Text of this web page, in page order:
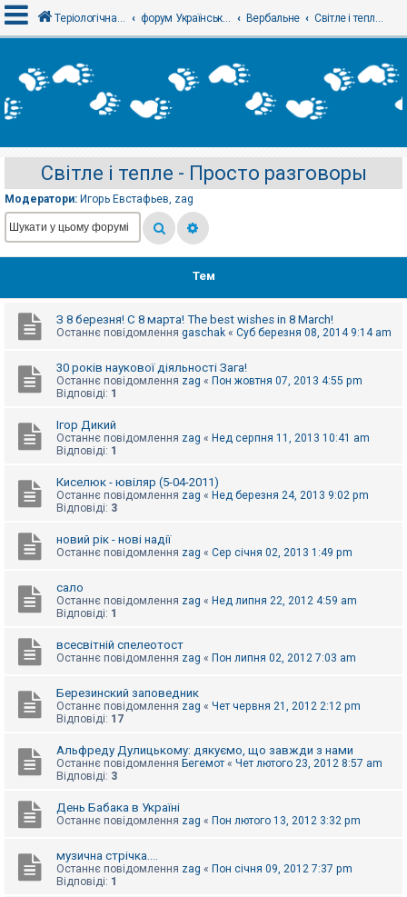
х
і
е
є
с
т
р
а
Т
м
б
з
о
е
к
и
П
ш
к
Теріологічна школа форум Українського теріологічного товариства Вербальне Світле і тепле - Просто разговоры
Світле і тепле - Просто разговоры
Модератори: Игорь Евстафьев, zag
Тем
З 8 березня! С 8 марта! The best wishes in 8 March!
Останнє повідомлення gaschak « Суб березня 08, 2014 9:14 am
30 років наукової діяльності Зага!
Останнє повідомлення zag « Пон жовтня 07, 2013 4:55 pm
Відповіді: 1
Ігор Дикий
Останнє повідомлення zag « Нед серпня 11, 2013 10:41 am
Відповіді: 1
Киселюк - ювіляр (5-04-2011)
Останнє повідомлення zag « Нед березня 24, 2013 9:02 pm
Відповіді: 3
новий рік - нові надії
Останнє повідомлення zag « Сер січня 02, 2013 1:49 pm
сало
Останнє повідомлення zag « Нед липня 22, 2012 4:59 am
Відповіді: 1
всесвітній спелеотост
Останнє повідомлення zag « Пон липня 02, 2012 7:03 am
Березинский заповедник
Останнє повідомлення zag « Чет червня 21, 2012 2:12 pm
Відповіді: 17
Альфреду Дулицькому: дякуємо, що завжди з нами
Останнє повідомлення Бегемот « Чет лютого 23, 2012 8:57 am
Відповіді: 3
День Бабака в Україні
Останнє повідомлення zag « Пон лютого 13, 2012 3:32 pm
музична стрічка....
Останнє повідомлення zag « Пон січня 09, 2012 7:37 pm
Відповіді: 1